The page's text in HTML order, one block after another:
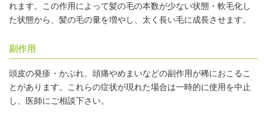
れます。この作用によって髪の毛の本数が少ない状態・軟毛化し
た状態から、髪の毛の量を増やし、太く長い毛に成長させます。
副作用
頭皮の発疹・かぶれ、頭痛やめまいなどの副作用が稀におこるこ
とがあります。これらの症状が現れた場合は一時的に使用を中止
し、医師にご相談下さい。